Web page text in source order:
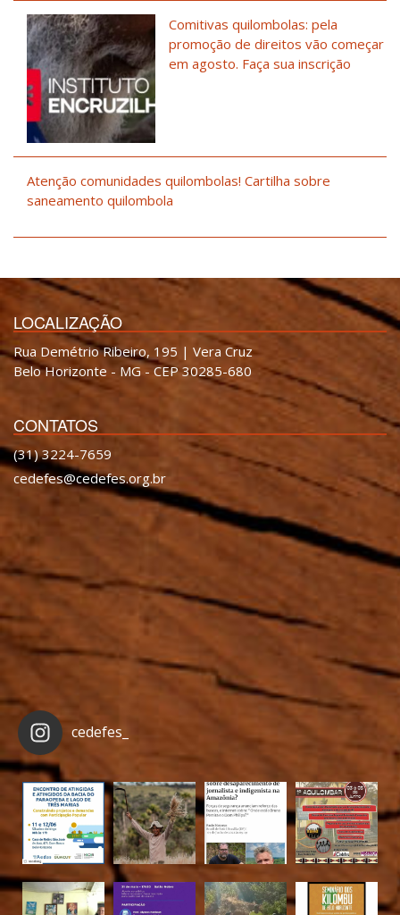
Comitivas quilombolas: pela
promoção de direitos vão começar
em agosto. Faça sua inscrição
Atenção comunidades quilombolas! Cartilha sobre
saneamento quilombola
LOCALIZAÇÃO
Rua Demétrio Ribeiro, 195 | Vera Cruz
Belo Horizonte - MG - CEP 30285-680
CONTATOS
(31) 3224-7659
cedefes@cedefes.org.br
cedefes_